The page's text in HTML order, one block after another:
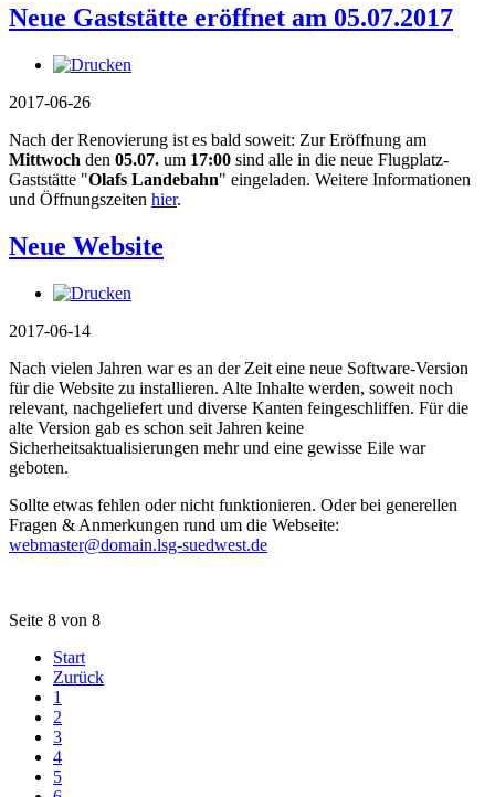
Neue Gaststätte eröffnet am 05.07.2017
2017-06-26
Nach der Renovierung ist es bald soweit: Zur Eröffnung am
Mittwoch den 05.07. um 17:00 sind alle in die neue Flugplatz-
Gaststätte "Olafs Landebahn" eingeladen. Weitere Informationen
und Öffnungszeiten hier.
Neue Website
2017-06-14
Nach vielen Jahren war es an der Zeit eine neue Software-Version
für die Website zu installieren. Alte Inhalte werden, soweit noch
relevant, nachgeliefert und diverse Kanten feingeschliffen. Für die
alte Version gab es schon seit Jahren keine
Sicherheitsaktualisierungen mehr und eine gewisse Eile war
geboten.
Sollte etwas fehlen oder nicht funktionieren. Oder bei generellen
Fragen & Anmerkungen rund um die Webseite:
webmaster@domain.lsg-suedwest.de
Seite 8 von 8
Start
Zurück
1
2
3
4
5